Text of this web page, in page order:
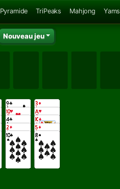
Pyramide TriPeaks Mahjong Yams
Nouveau jeu